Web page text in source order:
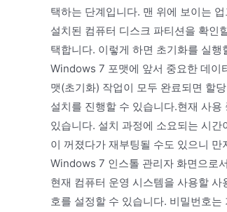
택하는 단계입니다. 맨 위에 보이는
설치된 컴퓨터 디스크 파티션을 확인
택합니다. 이렇게 하면 초기화를 실
Windows 7 포맷에 앞서 중요한 데이
맷(초기화) 작업이 모두 완료되면 할
설치를 진행할 수 있습니다.현재 사
있습니다. 설치 과정에 소요되는 시
이 꺼졌다가 재부팅될 수도 있으니
Windows 7 인스톨 관리자 화면으로
현재 컴퓨터 운영 시스템을 사용할
호를 설정할 수 있습니다. 비밀번호